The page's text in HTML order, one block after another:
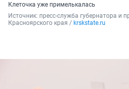
Клеточка уже примелькалась
Источник: пресс-служба губернатора и
Красноярского края / krskstate.ru